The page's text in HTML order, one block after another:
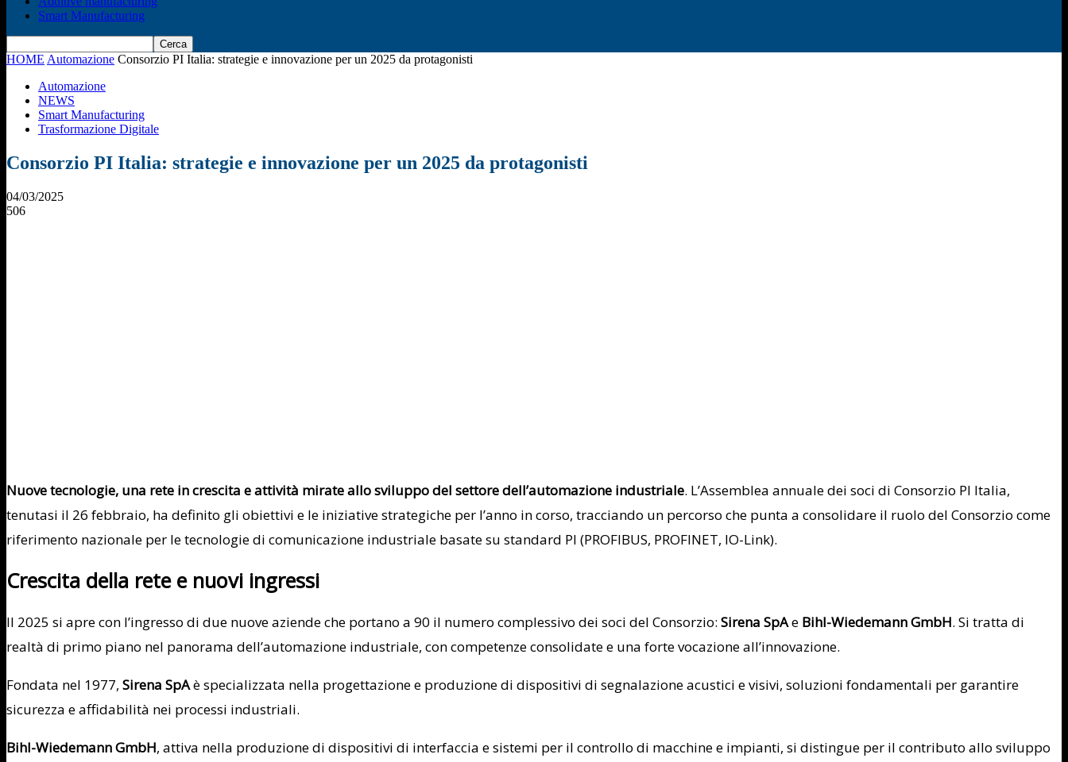
Smart Manufacturing
HOME Automazione Consorzio PI Italia: strategie e innovazione per un 2025 da protagonisti
Automazione
NEWS
Smart Manufacturing
Trasformazione Digitale
Consorzio PI Italia: strategie e innovazione per un 2025 da protagonisti
04/03/2025
506
Nuove tecnologie, una rete in crescita e attività mirate allo sviluppo del settore dell’automazione industriale. L’Assemblea annuale dei soci di Consorzio PI Italia,
tenutasi il 26 febbraio, ha definito gli obiettivi e le iniziative strategiche per l’anno in corso, tracciando un percorso che punta a consolidare il ruolo del Consorzio come
riferimento nazionale per le tecnologie di comunicazione industriale basate su standard PI (PROFIBUS, PROFINET, IO-Link).
Crescita della rete e nuovi ingressi
Il 2025 si apre con l’ingresso di due nuove aziende che portano a 90 il numero complessivo dei soci del Consorzio: Sirena SpAe Bihl-Wiedemann GmbH. Si tratta di
realtà di primo piano nel panorama dell’automazione industriale, con competenze consolidate e una forte vocazione all’innovazione.
Fondata nel 1977, Sirena SpAè specializzata nella progettazione e produzione di dispositivi di segnalazione acustici e visivi, soluzioni fondamentali per garantire
sicurezza e affidabilità nei processi industriali.
Bihl-Wiedemann GmbH, attiva nella produzione di dispositivi di interfaccia e sistemi per il controllo di macchine e impianti, si distingue per il contributo allo sviluppo